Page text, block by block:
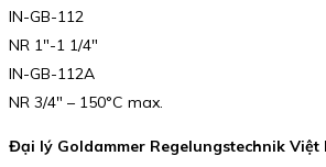
IN-GB-112
NR 1″-1 1/4″
IN-GB-112A
NR 3/4″ – 150°C max.
Đại lý Goldammer Regelungstechnik Việt